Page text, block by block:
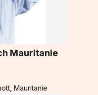
Mauritanie
Mauritanie